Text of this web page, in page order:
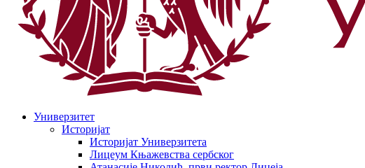
Универзитет
Историјат
Историјат Универзитета
Лицеум Књажевства сербског